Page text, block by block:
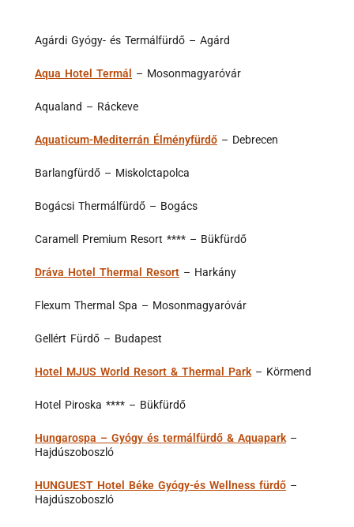
Agárdi Gyógy- és Termálfürdő – Agárd
Aqua Hotel Termál – Mosonmagyaróvár
Aqualand – Ráckeve
Aquaticum-Mediterrán Élményfürdő – Debrecen
Barlangfürdő – Miskolctapolca
Bogácsi Thermálfürdő – Bogács
Caramell Premium Resort **** – Bükfürdő
Dráva Hotel Thermal Resort – Harkány
Flexum Thermal Spa – Mosonmagyaróvár
Gellért Fürdő – Budapest
Hotel MJUS World Resort & Thermal Park – Körmend
Hotel Piroska **** – Bükfürdő
Hungarospa – Gyógy és termálfürdő & Aquapark –
Hajdúszoboszló
HUNGUEST Hotel Béke Gyógy-és Wellness fürdő –
Hajdúszoboszló